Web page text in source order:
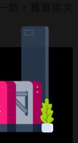
起，推測這次